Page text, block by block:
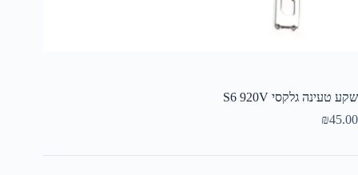
שקע טעינה גלקסי S6 920V
₪45.00